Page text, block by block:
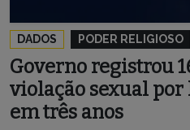
DADOS PODER RELIGIOSO
Governo registrou
violação sexual
em três anos